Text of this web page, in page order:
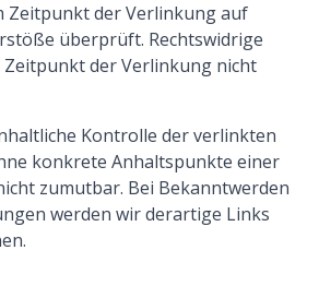
Zeitpunkt der Verlinkung auf
überprüft. Rechtswidrige
der Verlinkung nicht
Kontrolle der verlinkten
konkrete Anhaltspunkte einer
zumutbar. Bei Bekanntwerden
werden wir derartige Links